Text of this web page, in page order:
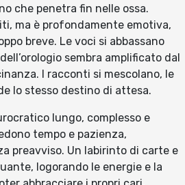
che penetra fin nelle ossa.
ma è profondamente emotiva,
breve. Le voci si abbassano
sembra amplificato dal
I racconti si mescolano, le
lo stesso destino di attesa.
lungo, complesso e
tempo e pazienza,
preavviso. Un labirinto di carte e
logorando le energie e la